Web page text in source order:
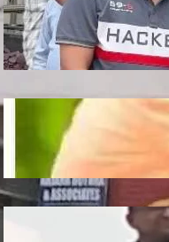
स्थापना, डिप्टी
दिखाई हरी झंडी
July 10, 2026.Ronit
Plantation: यूपी
करोड़ पौधे, CM
July 10, 2026 Ronit
Liquor:
पोर्ते का शराबबंदी